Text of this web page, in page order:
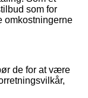
som for
omkostningerne
de for at være